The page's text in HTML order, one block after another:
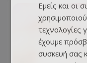
Εμείς και οι
τεχνολογίες
έχουμε
συσκευή σας